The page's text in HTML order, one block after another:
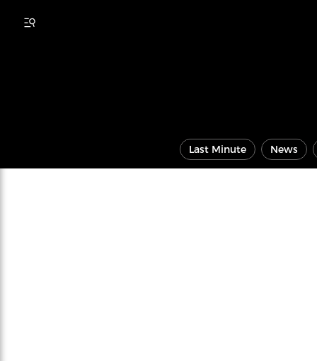
Last Minute News